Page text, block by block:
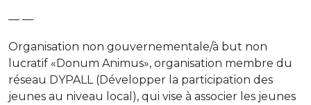
— —
Organisation non gouvernementale/à but non
lucratif «Donum Animus», organisation membre du
réseau DYPALL (Développer la participation des
jeunes au niveau local), qui vise à associer les jeunes